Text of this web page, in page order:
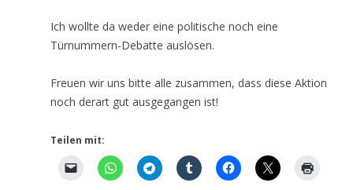
Ich wollte da weder eine politische noch eine
Türnummern-Debatte auslösen.
Freuen wir uns bitte alle zusammen, dass diese Aktion
noch derart gut ausgegangen ist!
Teilen mit: